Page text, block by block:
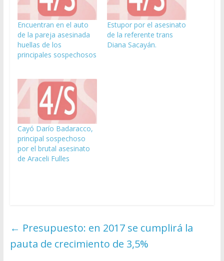
Encuentran en el auto
de la pareja asesinada
huellas de los
principales sospechosos
Estupor por el asesinato
de la referente trans
Diana Sacayán.
Cayó Darío Badaracco,
principal sospechoso
por el brutal asesinato
de Araceli Fulles
← Presupuesto: en 2017 se cumplirá la
pauta de crecimiento de 3,5%